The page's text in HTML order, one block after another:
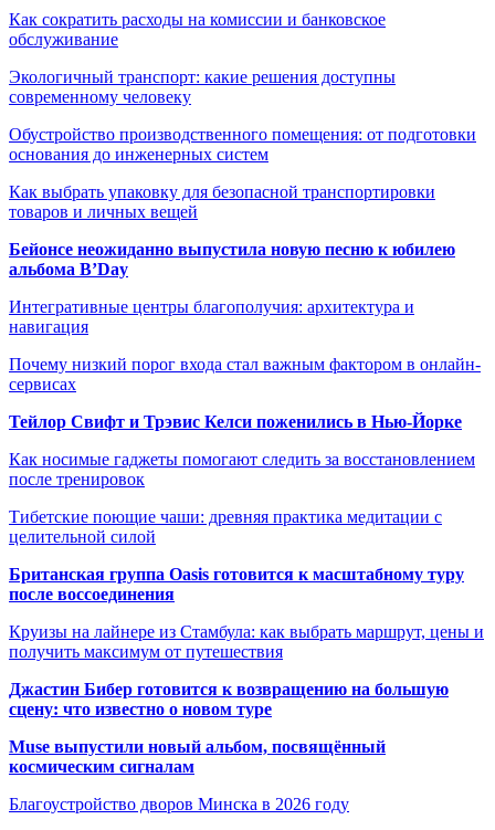
Как сократить расходы на комиссии и банковское
обслуживание
Экологичный транспорт: какие решения доступны
современному человеку
Обустройство производственного помещения: от подготовки
основания до инженерных систем
Как выбрать упаковку для безопасной транспортировки
товаров и личных вещей
Бейонсе неожиданно выпустила новую песню к юбилею
альбома B’Day
Интегративные центры благополучия: архитектура и
навигация
Почему низкий порог входа стал важным фактором в онлайн-
сервисах
Тейлор Свифт и Трэвис Келси поженились в Нью-Йорке
Как носимые гаджеты помогают следить за восстановлением
после тренировок
Тибетские поющие чаши: древняя практика медитации с
целительной силой
Британская группа Oasis готовится к масштабному туру
после воссоединения
Круизы на лайнере из Стамбула: как выбрать маршрут, цены и
получить максимум от путешествия
Джастин Бибер готовится к возвращению на большую
сцену: что известно о новом туре
Muse выпустили новый альбом, посвящённый
космическим сигналам
Благоустройство дворов Минска в 2026 году